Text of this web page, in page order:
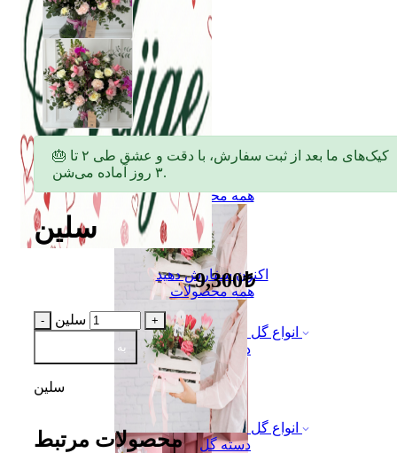
اکنون سفارش دهید
همه محصولات
انواع گل
دسته گل
اکنون سفارش دهید
همه محصولات
انواع گل
دسته گل
🎂 کیک‌های ما بعد از ثبت سفارش، با دقت و عشق طی ۲ تا
۳ روز آماده می‌شن.
سلین
9,300₺
سلین
به سبد اضافه کن
سلین
محصولات مرتبط